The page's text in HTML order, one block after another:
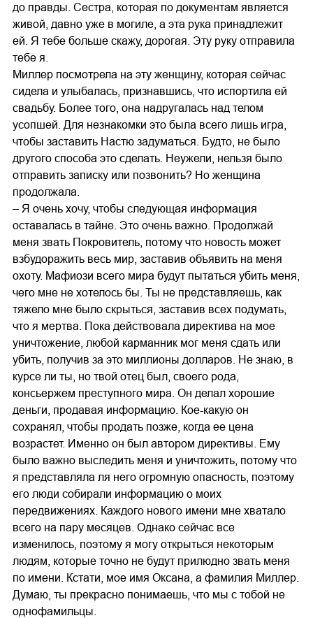
до правды. Сестра, которая по документам является
живой, давно уже в могиле, а эта рука принадлежит
ей. Я тебе больше скажу, дорогая. Эту руку отправила
тебе я.
Миллер посмотрела на эту женщину, которая сейчас
сидела и улыбалась, признавшись, что испортила ей
свадьбу. Более того, она надругалась над телом
усопшей. Для незнакомки это была всего лишь игра,
чтобы заставить Настю задуматься. Будто, не было
другого способа это сделать. Неужели, нельзя было
отправить записку или позвонить? Но женщина
продолжала.
– Я очень хочу, чтобы следующая информация
оставалась в тайне. Это очень важно. Продолжай
меня звать Покровитель, потому что новость может
взбудоражить весь мир, заставив объявить на меня
охоту. Мафиози всего мира будут пытаться убить меня,
чего мне не хотелось бы. Ты не представляешь, как
тяжело мне было скрыться, заставив всех подумать,
что я мертва. Пока действовала директива на мое
уничтожение, любой карманник мог меня сдать или
убить, получив за это миллионы долларов. Не знаю, в
курсе ли ты, но твой отец был, своего рода,
консьержем преступного мира. Он делал хорошие
деньги, продавая информацию. Кое-какую он
сохранял, чтобы продать позже, когда ее цена
возрастет. Именно он был автором директивы. Ему
было важно выследить меня и уничтожить, потому что
я представляла ля него огромную опасность, поэтому
его люди собирали информацию о моих
передвижениях. Каждого нового имени мне хватало
всего на пару месяцев. Однако сейчас все
изменилось, поэтому я могу открыться некоторым
людям, которые точно не будут прилюдно звать меня
по имени. Кстати, мое имя Оксана, а фамилия Миллер.
Думаю, ты прекрасно понимаешь, что мы с тобой не
однофамильцы.